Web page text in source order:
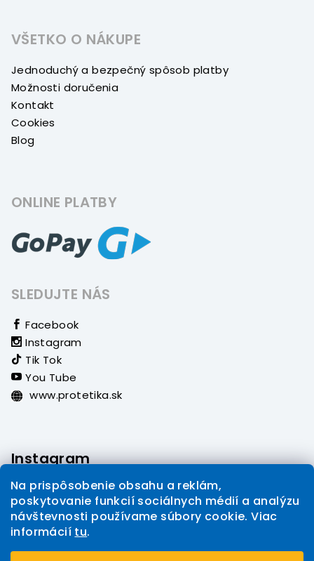
Na prispôsobenie obsahu a reklám,
poskytovanie funkcií sociálnych médií a analýzu
návštevnosti používame súbory cookie. Viac
informácií tu.
VŠETKO O NÁKUPE
Jednoduchý a bezpečný spôsob platby
Možnosti doručenia
Kontakt
Cookies
Blog
ONLINE PLATBY
SLEDUJTE NÁS
Facebook
Instagram
Tik Tok
You Tube
www.protetika.sk
Instagram
Sledovať na Instagrame